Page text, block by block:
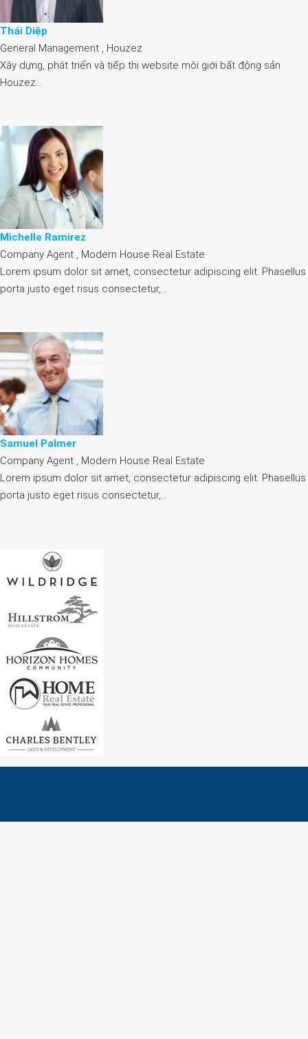
Thái Diệp
General Management , Houzez
Xây dựng, phát triển và tiếp thị website môi giới bất động sản
Houzez…
Michelle Ramirez
Company Agent , Modern House Real Estate
Lorem ipsum dolor sit amet, consectetur adipiscing elit. Phasellus
porta justo eget risus consectetur,…
Samuel Palmer
Company Agent , Modern House Real Estate
Lorem ipsum dolor sit amet, consectetur adipiscing elit. Phasellus
porta justo eget risus consectetur,…